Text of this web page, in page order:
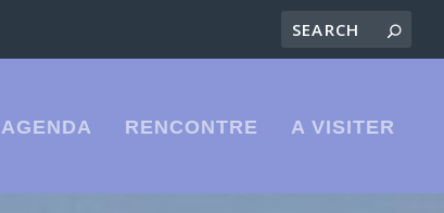
AGENDA RENCONTRE A VISITER